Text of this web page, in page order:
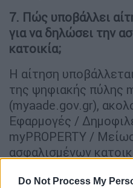
Do Not Process My
7. Πώς υποβάλλει
για να δηλώσει την
κατοικία;
Η αίτηση
της ψηφιακής πύλης
(myaade.gov.gr),
Εφαρμογές /
myPROPERTY /
ασφαλισμένων
8. Με ποιους